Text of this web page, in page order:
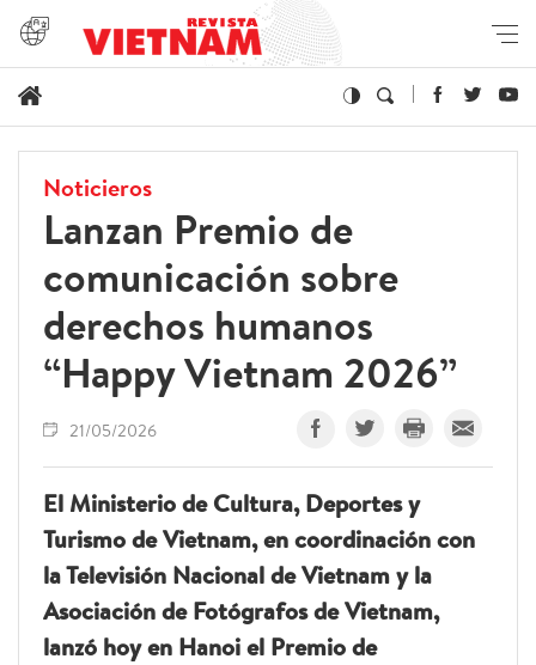
Noticieros
Lanzan Premio de
comunicación sobre
derechos humanos
“Happy Vietnam 2026”
21/05/2026
El Ministerio de Cultura, Deportes y
Turismo de Vietnam, en coordinación con
la Televisión Nacional de Vietnam y la
Asociación de Fotógrafos de Vietnam,
lanzó hoy en Hanoi el Premio de